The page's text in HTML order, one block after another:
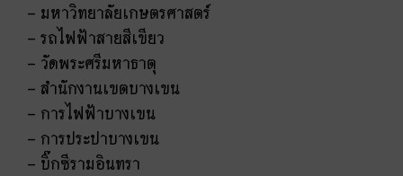
– มหาวิทยาลัยเกษตรศาสตร์
– รถไฟฟ้าสายสีเขียว
– วัดพระศรีมหาธาตุ
– สำนักงานเขตบางเขน
– การไฟฟ้าบางเขน
– การประปาบางเขน
– บิ๊กซีรามอินทรา